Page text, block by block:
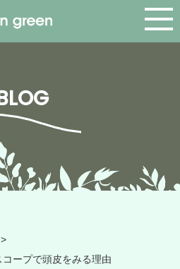
>
ープで頭皮をみる理由